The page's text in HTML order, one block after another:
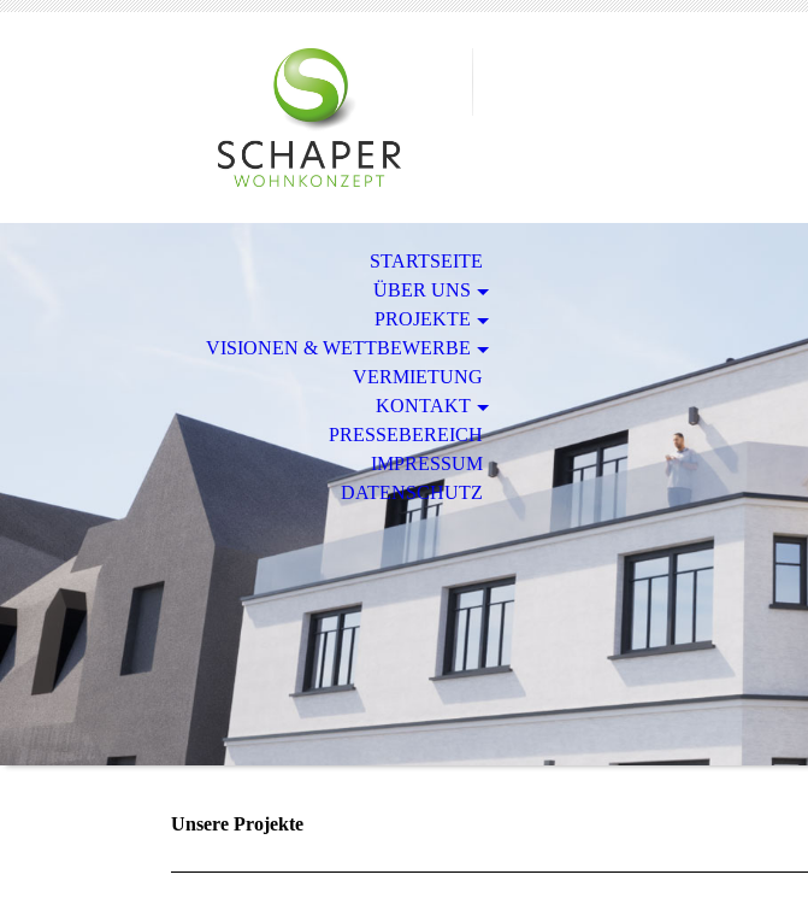
STARTSEITE
ÜBER UNS
PROJEKTE
VISIONEN & WETTBEWERBE
VERMIETUNG
KONTAKT
PRESSEBEREICH
IMPRESSUM
DATENSCHUTZ
Unsere Projekte